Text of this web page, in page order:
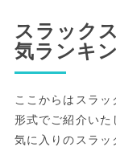
スラック
気ラン
ここからはスラ
形式でご紹介いた
気に入りのスラッ